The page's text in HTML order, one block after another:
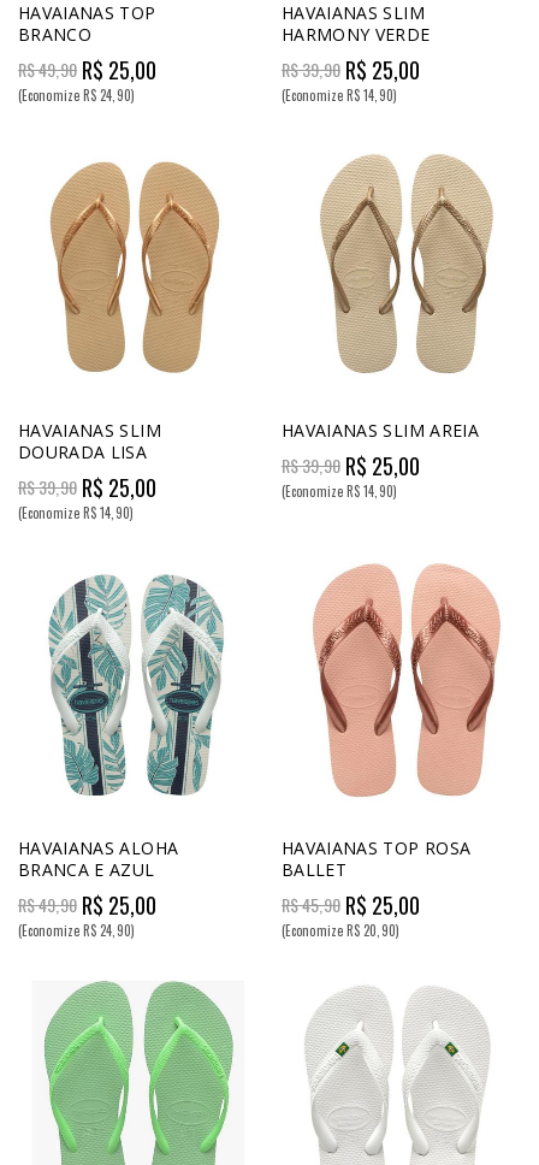
HAVAIANAS TOP
BRANCO
R$ 49,90 R$ 25,00
(Economize R$ 24,90)
HAVAIANAS SLIM
HARMONY VERDE
R$ 39,90 R$ 25,00
(Economize R$ 14,90)
HAVAIANAS SLIM
DOURADA LISA
R$ 39,90 R$ 25,00
(Economize R$ 14,90)
HAVAIANAS SLIM AREIA
R$ 39,90 R$ 25,00
(Economize R$ 14,90)
HAVAIANAS ALOHA
BRANCA E AZUL
R$ 49,90 R$ 25,00
(Economize R$ 24,90)
HAVAIANAS TOP ROSA
BALLET
R$ 45,90 R$ 25,00
(Economize R$ 20,90)